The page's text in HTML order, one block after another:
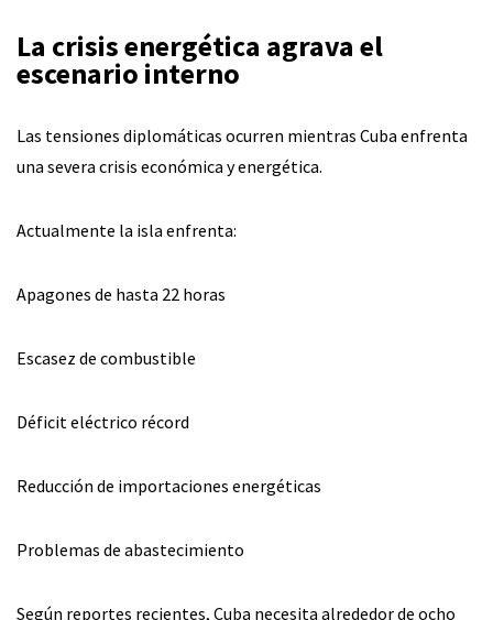
La crisis energética agrava el
escenario interno
Las tensiones diplomáticas ocurren mientras Cuba enfrenta
una severa crisis económica y energética.
Actualmente la isla enfrenta:
Apagones de hasta 22 horas
Escasez de combustible
Déficit eléctrico récord
Reducción de importaciones energéticas
Problemas de abastecimiento
Según reportes recientes, Cuba necesita alrededor de ocho